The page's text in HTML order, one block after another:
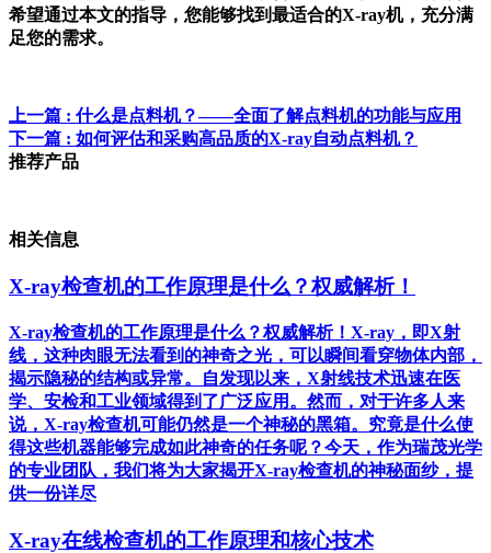
希望通过本文的指导，您能够找到最适合的X-ray机，充分满
足您的需求。
上一篇 : 什么是点料机？——全面了解点料机的功能与应用
下一篇 : 如何评估和采购高品质的X-ray自动点料机？
推荐产品
相关信息
X-ray检查机的工作原理是什么？权威解析！
X-ray检查机的工作原理是什么？权威解析！X-ray，即X射
线，这种肉眼无法看到的神奇之光，可以瞬间看穿物体内部，
揭示隐秘的结构或异常。自发现以来，X射线技术迅速在医
学、安检和工业领域得到了广泛应用。然而，对于许多人来
说，X-ray检查机可能仍然是一个神秘的黑箱。究竟是什么使
得这些机器能够完成如此神奇的任务呢？今天，作为瑞茂光学
的专业团队，我们将为大家揭开X-ray检查机的神秘面纱，提
供一份详尽
X-ray在线检查机的工作原理和核心技术